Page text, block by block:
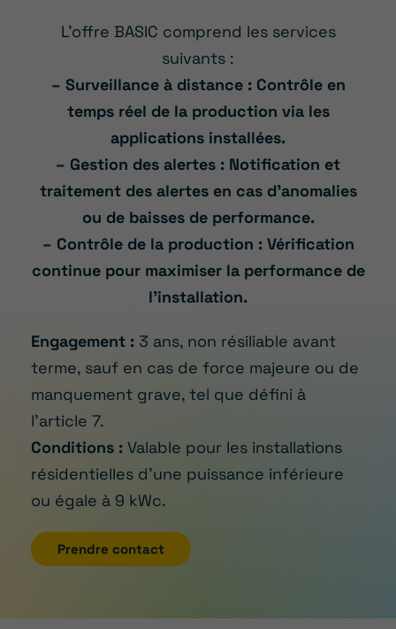
L’offre BASIC comprend les services
suivants :
– Surveillance à distance : Contrôle en
temps réel de la production via les
applications installées.
– Gestion des alertes : Notification et
traitement des alertes en cas d’anomalies
ou de baisses de performance.
– Contrôle de la production : Vérification
continue pour maximiser la performance de
l’installation.
Engagement : 3 ans, non résiliable avant
terme, sauf en cas de force majeure ou de
manquement grave, tel que défini à
l’article 7.
Conditions : Valable pour les installations
résidentielles d’une puissance inférieure
ou égale à 9 kWc.
Prendre contact